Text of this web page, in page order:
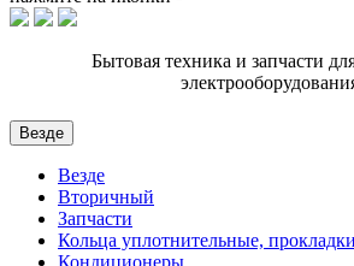
Бытовая техника и запчасти
Везде
Везде
Вторичный
Запчасти
Кольца уплотнительные, прокладки